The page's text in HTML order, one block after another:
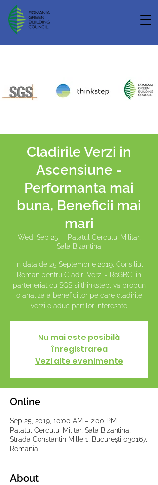
Cladirile Verzi in
Ascensiune -
Performanta mai
buna, Beneficii mai
mari
Wed, Sep 25
Palatul Cercului Militar,
Sala Bizantina
In data de 25 Septembrie 2019, Consiliul
Roman pentru Cladiri Verzi - RoGBC, in
parteneriat cu SGS si thinkstep, va propun
o analiza a beneficiilor pe care cladirile
verzi o aduc partilor interesate
Nu mai este posibilă
înregistrarea
Vezi alte evenimente
Online
Sep 25, 2019, 10:00 AM – 2:00 PM
Palatul Cercului Militar, Sala Bizantina,
Strada Constantin Mille 1, București 030167,
Romania
About